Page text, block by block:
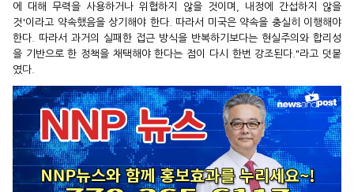
에 대해 무력을 사용하거나 위협하지 않을 것이며, 내정에 간섭하지 않을
것'이라고 약속했음을 상기해야 한다. 따라서 미국은 약속을 충실히 이행해야
한다. 따라서 과거의 실패한 접근 방식을 반복하기보다는 현실주의와 합리성
을 기반으로 한 정책을 채택해야 한다는 점이 다시 한번 강조된다."라고 덧붙
였다.